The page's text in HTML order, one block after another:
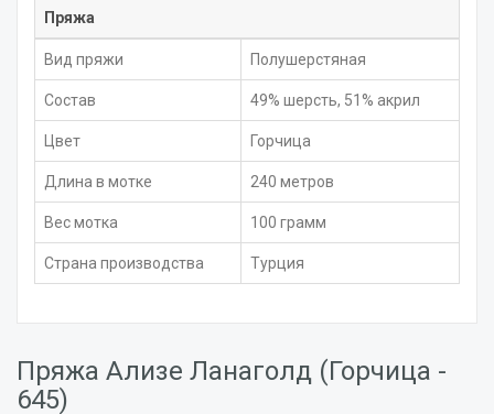
Пряжа
Вид пряжи Полушерстяная
Состав 49% шерсть, 51% акрил
Цвет Горчица
Длина в мотке 240 метров
Вес мотка 100 грамм
Страна производства Турция
Пряжа Ализе Ланаголд (Горчица -
645)